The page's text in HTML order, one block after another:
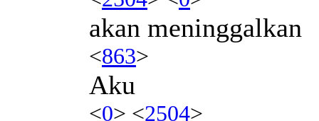
akan meninggalkan
<863>
Aku
<0> <2504>